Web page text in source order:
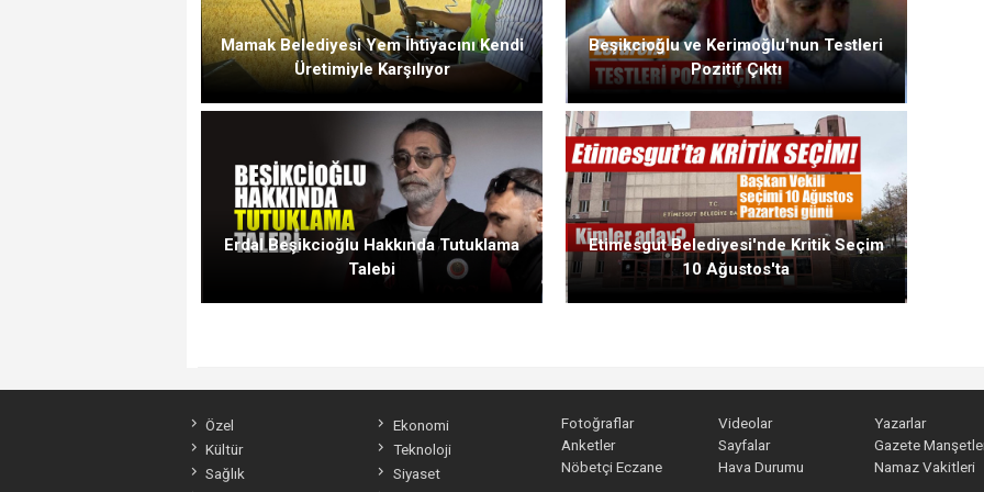
Mamak Belediyesi Yem İhtiyacını Kendi
Üretimiyle Karşılıyor
Beşikcioğlu ve Kerimoğlu'nun Testleri
Pozitif Çıktı
Erdal Beşikcioğlu Hakkında Tutuklama
Talebi
Etimesgut Belediyesi'nde Kritik Seçim
10 Ağustos'ta
Özel
Ekonomi
Kültür
Teknoloji
Sağlık
Siyaset
Fotoğraflar Videolar
Yazarlar
Anketler
Sayfalar
Gazete
Nöbetçi Eczane
Hava Durumu Namaz Vakitleri